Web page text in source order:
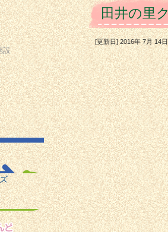
田井の里
[更新日] 2016年 7月 14